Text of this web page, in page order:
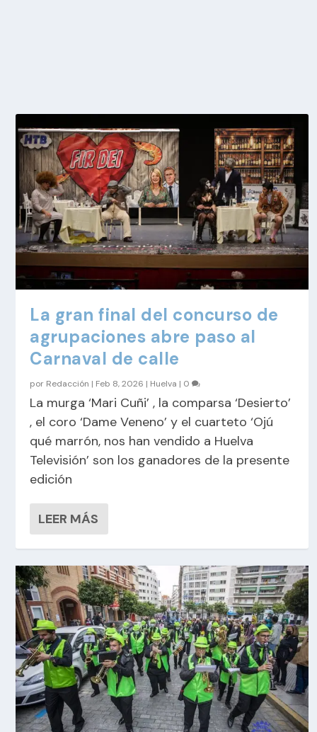
La gran final del concurso de
agrupaciones abre paso al
Carnaval de calle
por Redacción | Feb 8, 2026 | Huelva | 0
La murga ‘Mari Cuñi’ , la comparsa ‘Desierto’
, el coro ‘Dame Veneno’ y el cuarteto ‘Ojú
qué marrón, nos han vendido a Huelva
Televisión’ son los ganadores de la presente
edición
LEER MÁS